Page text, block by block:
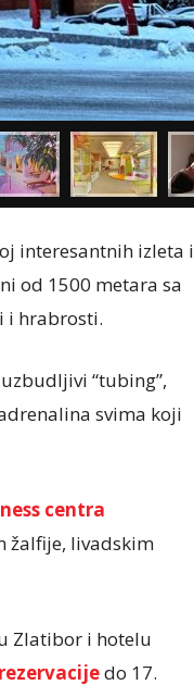
interesantnih izleta i
od 1500 metara sa
i hrabrosti.
“tubing”,
svima koji
centra
žalfije, livadskim
Zlatibor i hotelu
do 17.